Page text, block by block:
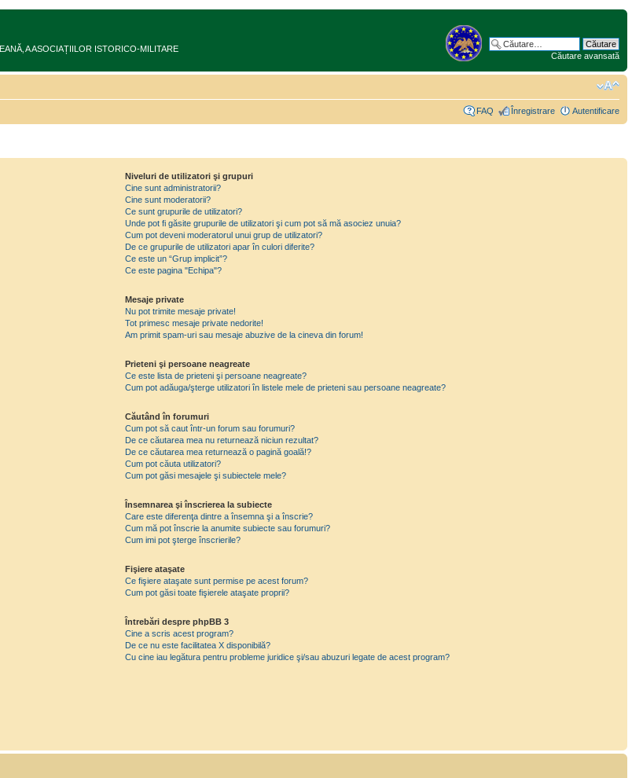
A ASOCIAȚIILOR ISTORICO-MILITARE
Căutare avansată
FAQ Înregistrare Autentificare
Niveluri de utilizatori şi grupuri
Cine sunt administratorii?
Cine sunt moderatorii?
Ce sunt grupurile de utilizatori?
Unde pot fi găsite grupurile de utilizatori şi cum pot să mă asociez unuia?
Cum pot deveni moderatorul unui grup de utilizatori?
De ce grupurile de utilizatori apar în culori diferite?
Ce este un “Grup implicit”?
Ce este pagina "Echipa"?
Mesaje private
Nu pot trimite mesaje private!
Tot primesc mesaje private nedorite!
Am primit spam-uri sau mesaje abuzive de la cineva din forum!
Prieteni şi persoane neagreate
Ce este lista de prieteni şi persoane neagreate?
Cum pot adăuga/şterge utilizatori în listele mele de prieteni sau persoane neagreate?
Căutând în forumuri
Cum pot să caut într-un forum sau forumuri?
De ce căutarea mea nu returnează niciun rezultat?
De ce căutarea mea returnează o pagină goală!?
Cum pot căuta utilizatori?
Cum pot găsi mesajele şi subiectele mele?
Însemnarea şi înscrierea la subiecte
Care este diferenţa dintre a însemna şi a înscrie?
Cum mă pot înscrie la anumite subiecte sau forumuri?
Cum imi pot şterge înscrierile?
Fişiere ataşate
Ce fişiere ataşate sunt permise pe acest forum?
Cum pot găsi toate fişierele ataşate proprii?
Întrebări despre phpBB 3
Cine a scris acest program?
De ce nu este facilitatea X disponibilă?
Cu cine iau legătura pentru probleme juridice şi/sau abuzuri legate de acest program?